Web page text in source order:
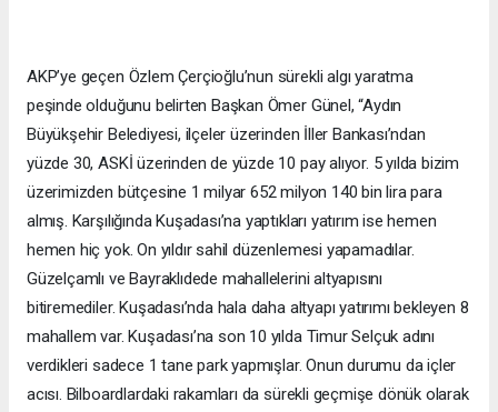
AKP’ye geçen Özlem Çerçioğlu’nun sürekli algı yaratma
peşinde olduğunu belirten Başkan Ömer Günel, “Aydın
Büyükşehir Belediyesi, ilçeler üzerinden İller Bankası’ndan
yüzde 30, ASKİ üzerinden de yüzde 10 pay alıyor. 5 yılda bizim
üzerimizden bütçesine 1 milyar 652 milyon 140 bin lira para
almış. Karşılığında Kuşadası’na yaptıkları yatırım ise hemen
hemen hiç yok. On yıldır sahil düzenlemesi yapamadılar.
Güzelçamlı ve Bayraklıdede mahallelerini altyapısını
bitiremediler. Kuşadası’nda hala daha altyapı yatırımı bekleyen 8
mahallem var. Kuşadası’na son 10 yılda Timur Selçuk adını
verdikleri sadece 1 tane park yapmışlar. Onun durumu da içler
acısı. Bilboardlardaki rakamları da sürekli geçmişe dönük olarak